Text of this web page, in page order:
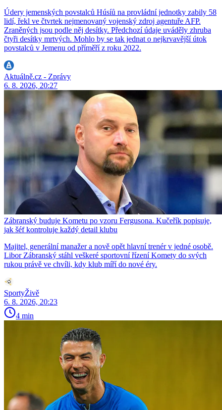
Údery jemenských povstalců Húsíů na provládní jednotky zabily 58
lidí, řekl ve čtvrtek nejmenovaný vojenský zdroj agentuře AFP.
Zraněných jsou podle něj desítky. Předchozí údaje uváděly zhruba
čtyři desítky mrtvých. Mohlo by se tak jednat o nejkrvavější útok
povstalců v Jemenu od příměří z roku 2022.
Aktuálně.cz - Zprávy
6. 8. 2026, 20:27
Zábranský buduje Kometu po vzoru Fergusona. Kučeřík popisuje,
jak šéf kontroluje každý detail klubu
Majitel, generální manažer a nově opět hlavní trenér v jedné osobě.
Libor Zábranský stáhl veškeré sportovní řízení Komety do svých
rukou právě ve chvíli, kdy klub míří do nové éry.
SportyŽivě
6. 8. 2026, 20:23
4 min